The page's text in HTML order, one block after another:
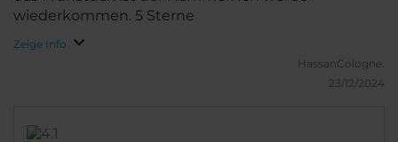
wiederkommen. 5 Sterne
Zeige Info
HassanCologne.
23/12/2024